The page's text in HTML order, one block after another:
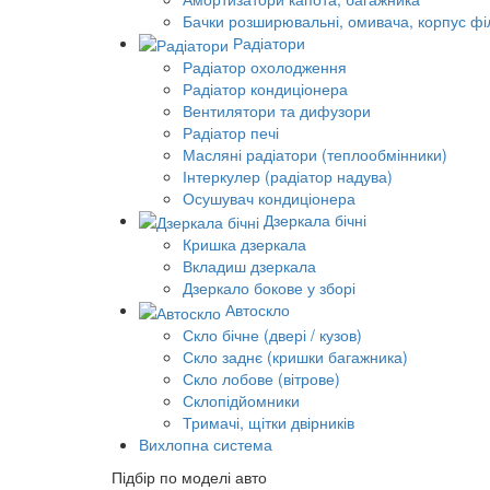
Бачки розширювальні, омивача, корпус
Радіатори
Радіатор охолодження
Радіатор кондиціонера
Вентилятори та дифузори
Радіатор печі
Масляні радіатори (теплообмінники)
Інтеркулер (радіатор надува)
Осушувач кондиціонера
Дзеркала бічні
Кришка дзеркала
Вкладиш дзеркала
Дзеркало бокове у зборі
Автоскло
Скло бічне (двері / кузов)
Скло заднє (кришки багажника)
Скло лобове (вітрове)
Склопідйомники
Тримачі, щітки двірників
Вихлопна система
Підбір по моделі авто